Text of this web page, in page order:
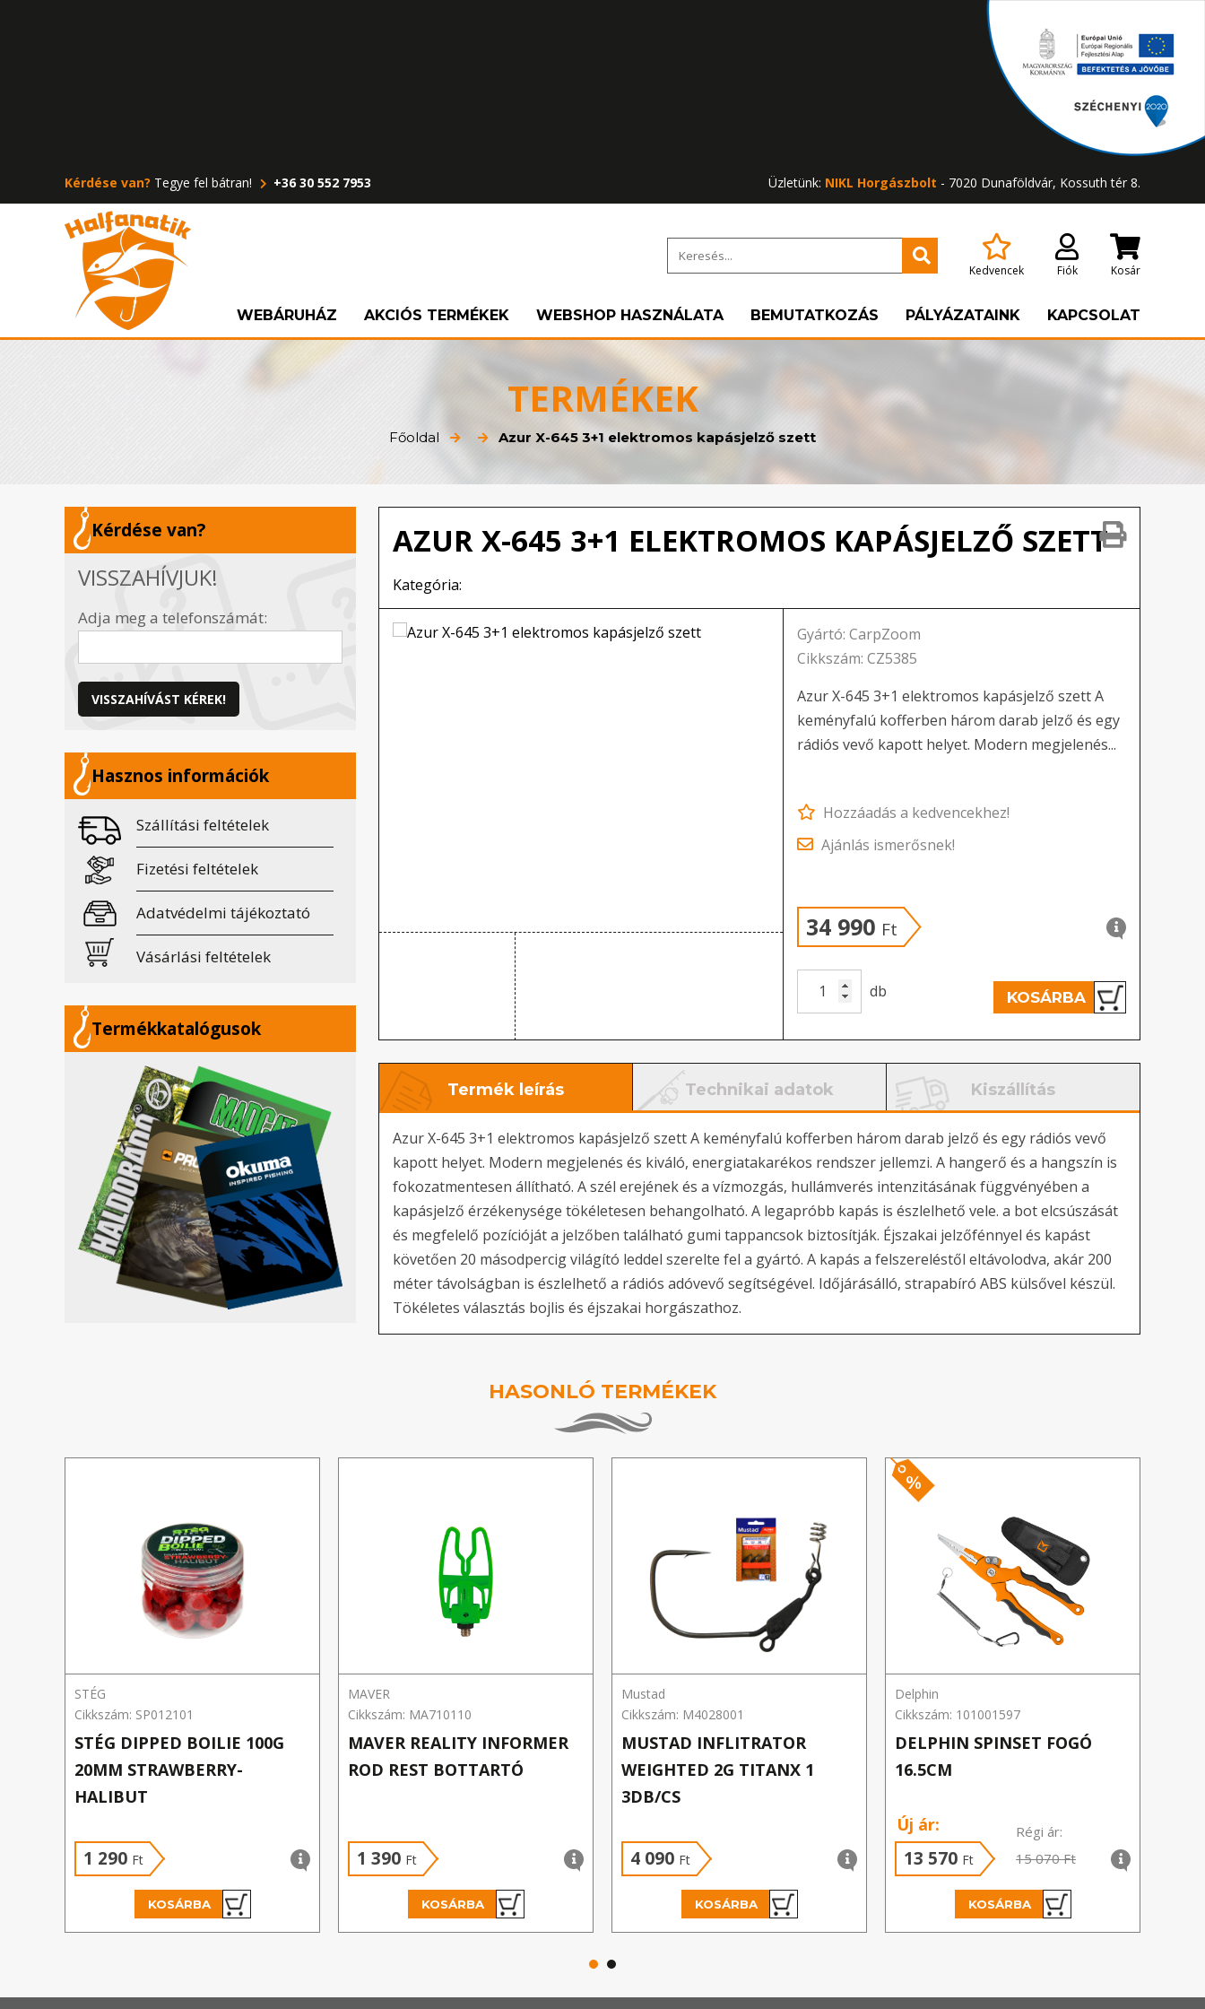
Kérdése van? Tegye fel bátran! +36 30 552 7953 Üzletünk: NIKL Horgászbolt - 7020 Dunaföldvár, Kossuth tér 8.
Kedvencek Fiók Kosár
WEBÁRUHÁZ AKCIÓS TERMÉKEK WEBSHOP HASZNÁLATA BEMUTATKOZÁS PÁLYÁZATAINK KAPCSOLAT
TERMÉKEK
Főoldal Azur X-645 3+1 elektromos kapásjelző szett
Kérdése van?
VISSZAHÍVJUK!
Adja meg a telefonszámát:
VISSZAHÍVÁST KÉREK!
Hasznos információk
Szállítási feltételek
Fizetési feltételek
Adatvédelmi tájékoztató
Vásárlási feltételek
Termékkatalógusok
AZUR X-645 3+1 ELEKTROMOS KAPÁSJELZŐ SZETT
Kategória:
Gyártó: CarpZoom
Cikkszám: CZ5385
Azur X-645 3+1 elektromos kapásjelző szett A
keményfalú kofferben három darab jelző és egy
rádiós vevő kapott helyet. Modern megjelenés...
Hozzáadás a kedvencekhez!
Ajánlás ismerősnek!
34 990 Ft
db KOSÁRBA
Termék leírás Technikai adatok Kiszállítás
Azur X-645 3+1 elektromos kapásjelző szett A keményfalú kofferben három darab jelző és egy rádiós vevő
kapott helyet. Modern megjelenés és kiváló, energiatakarékos rendszer jellemzi. A hangerő és a hangszín is
fokozatmentesen állítható. A szél erejének és a vízmozgás, hullámverés intenzitásának függvényében a
kapásjelző érzékenysége tökéletesen behangolható. A legapróbb kapás is észlelhető vele. a bot elcsúszását
és megfelelő pozícióját a jelzőben található gumi tappancsok biztosítják. Éjszakai jelzőfénnyel és kapást
követően 20 másodpercig világító leddel szerelte fel a gyártó. A kapás a felszereléstől eltávolodva, akár 200
méter távolságban is észlelhető a rádiós adóvevő segítségével. Időjárásálló, strapabíró ABS külsővel készül.
Tökéletes választás bojlis és éjszakai horgászathoz.
HASONLÓ TERMÉKEK
STÉG
Cikkszám: SP012101
STÉG DIPPED BOILIE 100G
20MM STRAWBERRY-
HALIBUT
1 290 Ft
KOSÁRBA
MAVER
Cikkszám: MA710110
MAVER REALITY INFORMER
ROD REST BOTTARTÓ
1 390 Ft
KOSÁRBA
Mustad
Cikkszám: M4028001
MUSTAD INFLITRATOR
WEIGHTED 2G TITANX 1
3DB/CS
4 090 Ft
KOSÁRBA
%
Delphin
Cikkszám: 101001597
DELPHIN SPINSET FOGÓ
16.5CM
Új ár:
13 570 Ft
Régi ár:
15 070 Ft
KOSÁRBA